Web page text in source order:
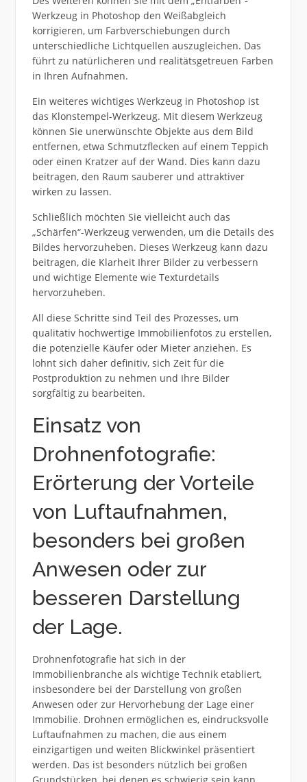
Werkzeug in Photoshop den Weißabgleich
korrigieren, um Farbverschiebungen durch
unterschiedliche Lichtquellen auszugleichen. Das
führt zu natürlicheren und realitätsgetreuen Farben
in Ihren Aufnahmen.
Ein weiteres wichtiges Werkzeug in Photoshop ist
das Klonstempel-Werkzeug. Mit diesem Werkzeug
können Sie unerwünschte Objekte aus dem Bild
entfernen, etwa Schmutzflecken auf einem Teppich
oder einen Kratzer auf der Wand. Dies kann dazu
beitragen, den Raum sauberer und attraktiver
wirken zu lassen.
Schließlich möchten Sie vielleicht auch das
„Schärfen“-Werkzeug verwenden, um die Details des
Bildes hervorzuheben. Dieses Werkzeug kann dazu
beitragen, die Klarheit Ihrer Bilder zu verbessern
und wichtige Elemente wie Texturdetails
hervorzuheben.
All diese Schritte sind Teil des Prozesses, um
qualitativ hochwertige Immobilienfotos zu erstellen,
die potenzielle Käufer oder Mieter anziehen. Es
lohnt sich daher definitiv, sich Zeit für die
Postproduktion zu nehmen und Ihre Bilder
sorgfältig zu bearbeiten.
Einsatz von
Drohnenfotografie:
Erörterung der Vorteile
von Luftaufnahmen,
besonders bei großen
Anwesen oder zur
besseren Darstellung
der Lage.
Drohnenfotografie hat sich in der
Immobilienbranche als wichtige Technik etabliert,
insbesondere bei der Darstellung von großen
Anwesen oder zur Hervorhebung der Lage einer
Immobilie. Drohnen ermöglichen es, eindrucksvolle
Luftaufnahmen zu machen, die aus einem
einzigartigen und weiten Blickwinkel präsentiert
werden. Das ist besonders nützlich bei großen